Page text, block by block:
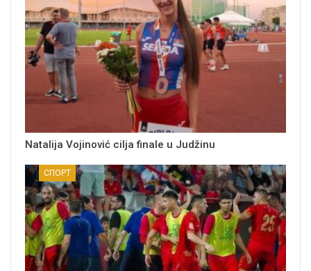
Natalija Vojinović cilja finale u Judžinu
СПОРТ